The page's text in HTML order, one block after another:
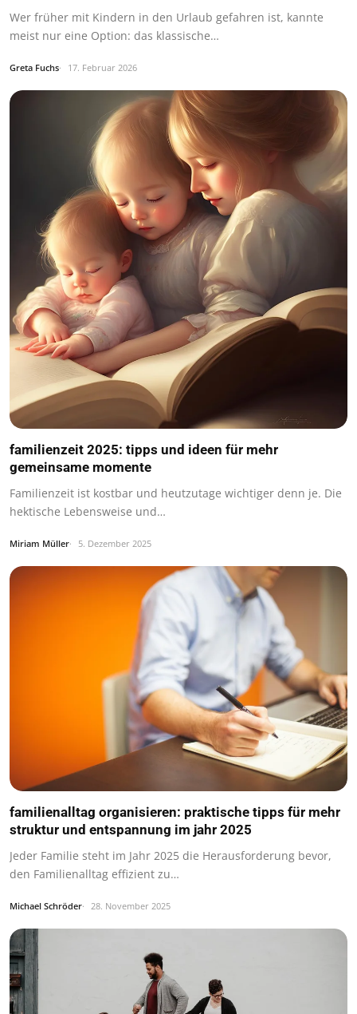
Wer früher mit Kindern in den Urlaub gefahren ist, kannte
meist nur eine Option: das klassische…
Greta Fuchs 17. Februar 2026
familienzeit 2025: tipps und ideen für mehr
gemeinsame momente
Familienzeit ist kostbar und heutzutage wichtiger denn je. Die
hektische Lebensweise und…
Miriam Müller 5. Dezember 2025
familienalltag organisieren: praktische tipps für mehr
struktur und entspannung im jahr 2025
Jeder Familie steht im Jahr 2025 die Herausforderung bevor,
den Familienalltag effizient zu…
Michael Schröder 28. November 2025